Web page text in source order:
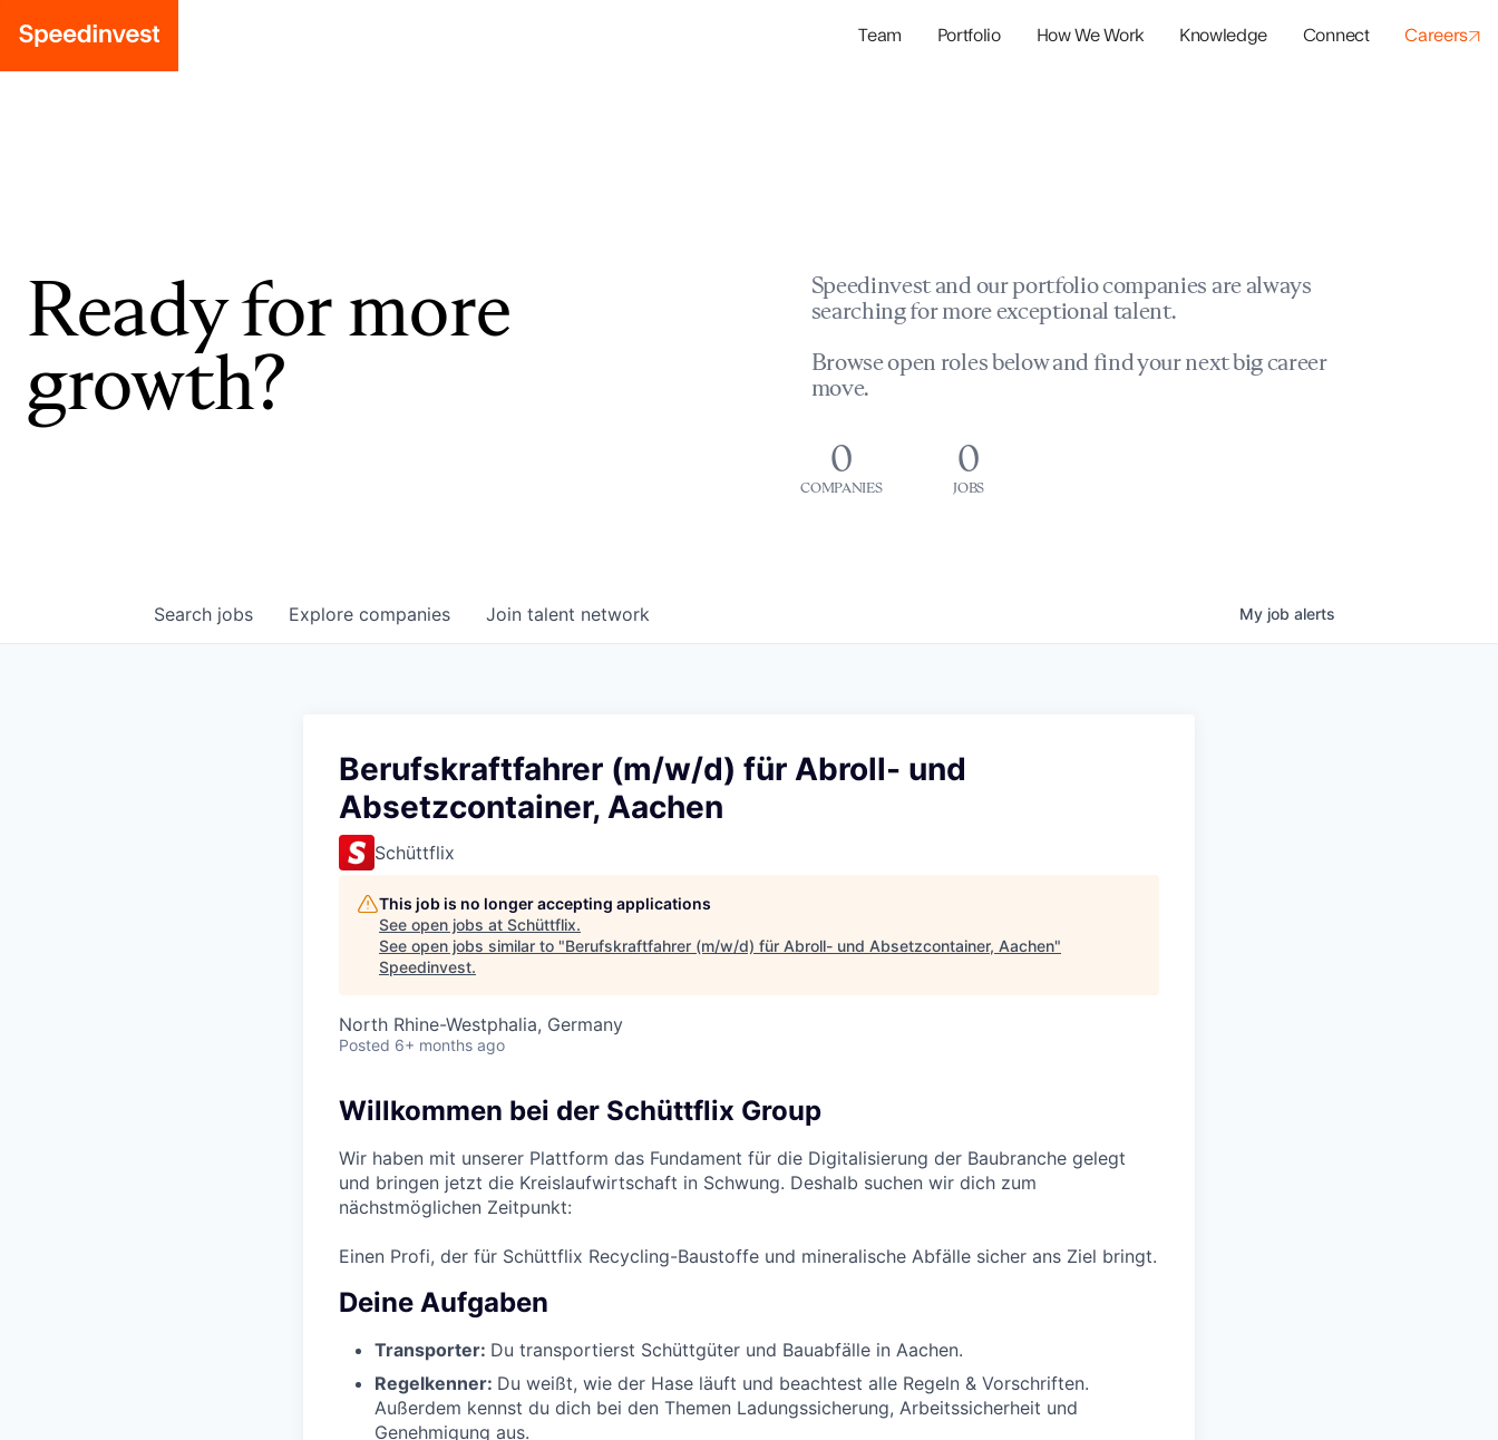
Team Portfolio How We Work Knowledge Connect Careers
Ready for more
growth?
Speedinvest and our portfolio companies are always
searching for more exceptional talent.
Browse open roles below and find your next big career
move.
0
COMPANIES
0
JOBS
Search jobs Explore companies Join talent network My job alerts
Berufskraftfahrer (m/w/d) für Abroll- und
Absetzcontainer, Aachen
Schüttflix
This job is no longer accepting applications
See open jobs at Schüttflix.
See open jobs similar to "Berufskraftfahrer (m/w/d) für Abroll- und Absetzcontainer, Aachen"
Speedinvest.
North Rhine-Westphalia, Germany
Posted 6+ months ago
Willkommen bei der Schüttflix Group
Wir haben mit unserer Plattform das Fundament für die Digitalisierung der Baubranche gelegt
und bringen jetzt die Kreislaufwirtschaft in Schwung. Deshalb suchen wir dich zum
nächstmöglichen Zeitpunkt:
Einen Profi, der für Schüttflix Recycling-Baustoffe und mineralische Abfälle sicher ans Ziel bringt.
Deine Aufgaben
Transporter: Du transportierst Schüttgüter und Bauabfälle in Aachen.
Regelkenner: Du weißt, wie der Hase läuft und beachtest alle Regeln & Vorschriften.
Außerdem kennst du dich bei den Themen Ladungssicherung, Arbeitssicherheit und
Genehmigung aus.